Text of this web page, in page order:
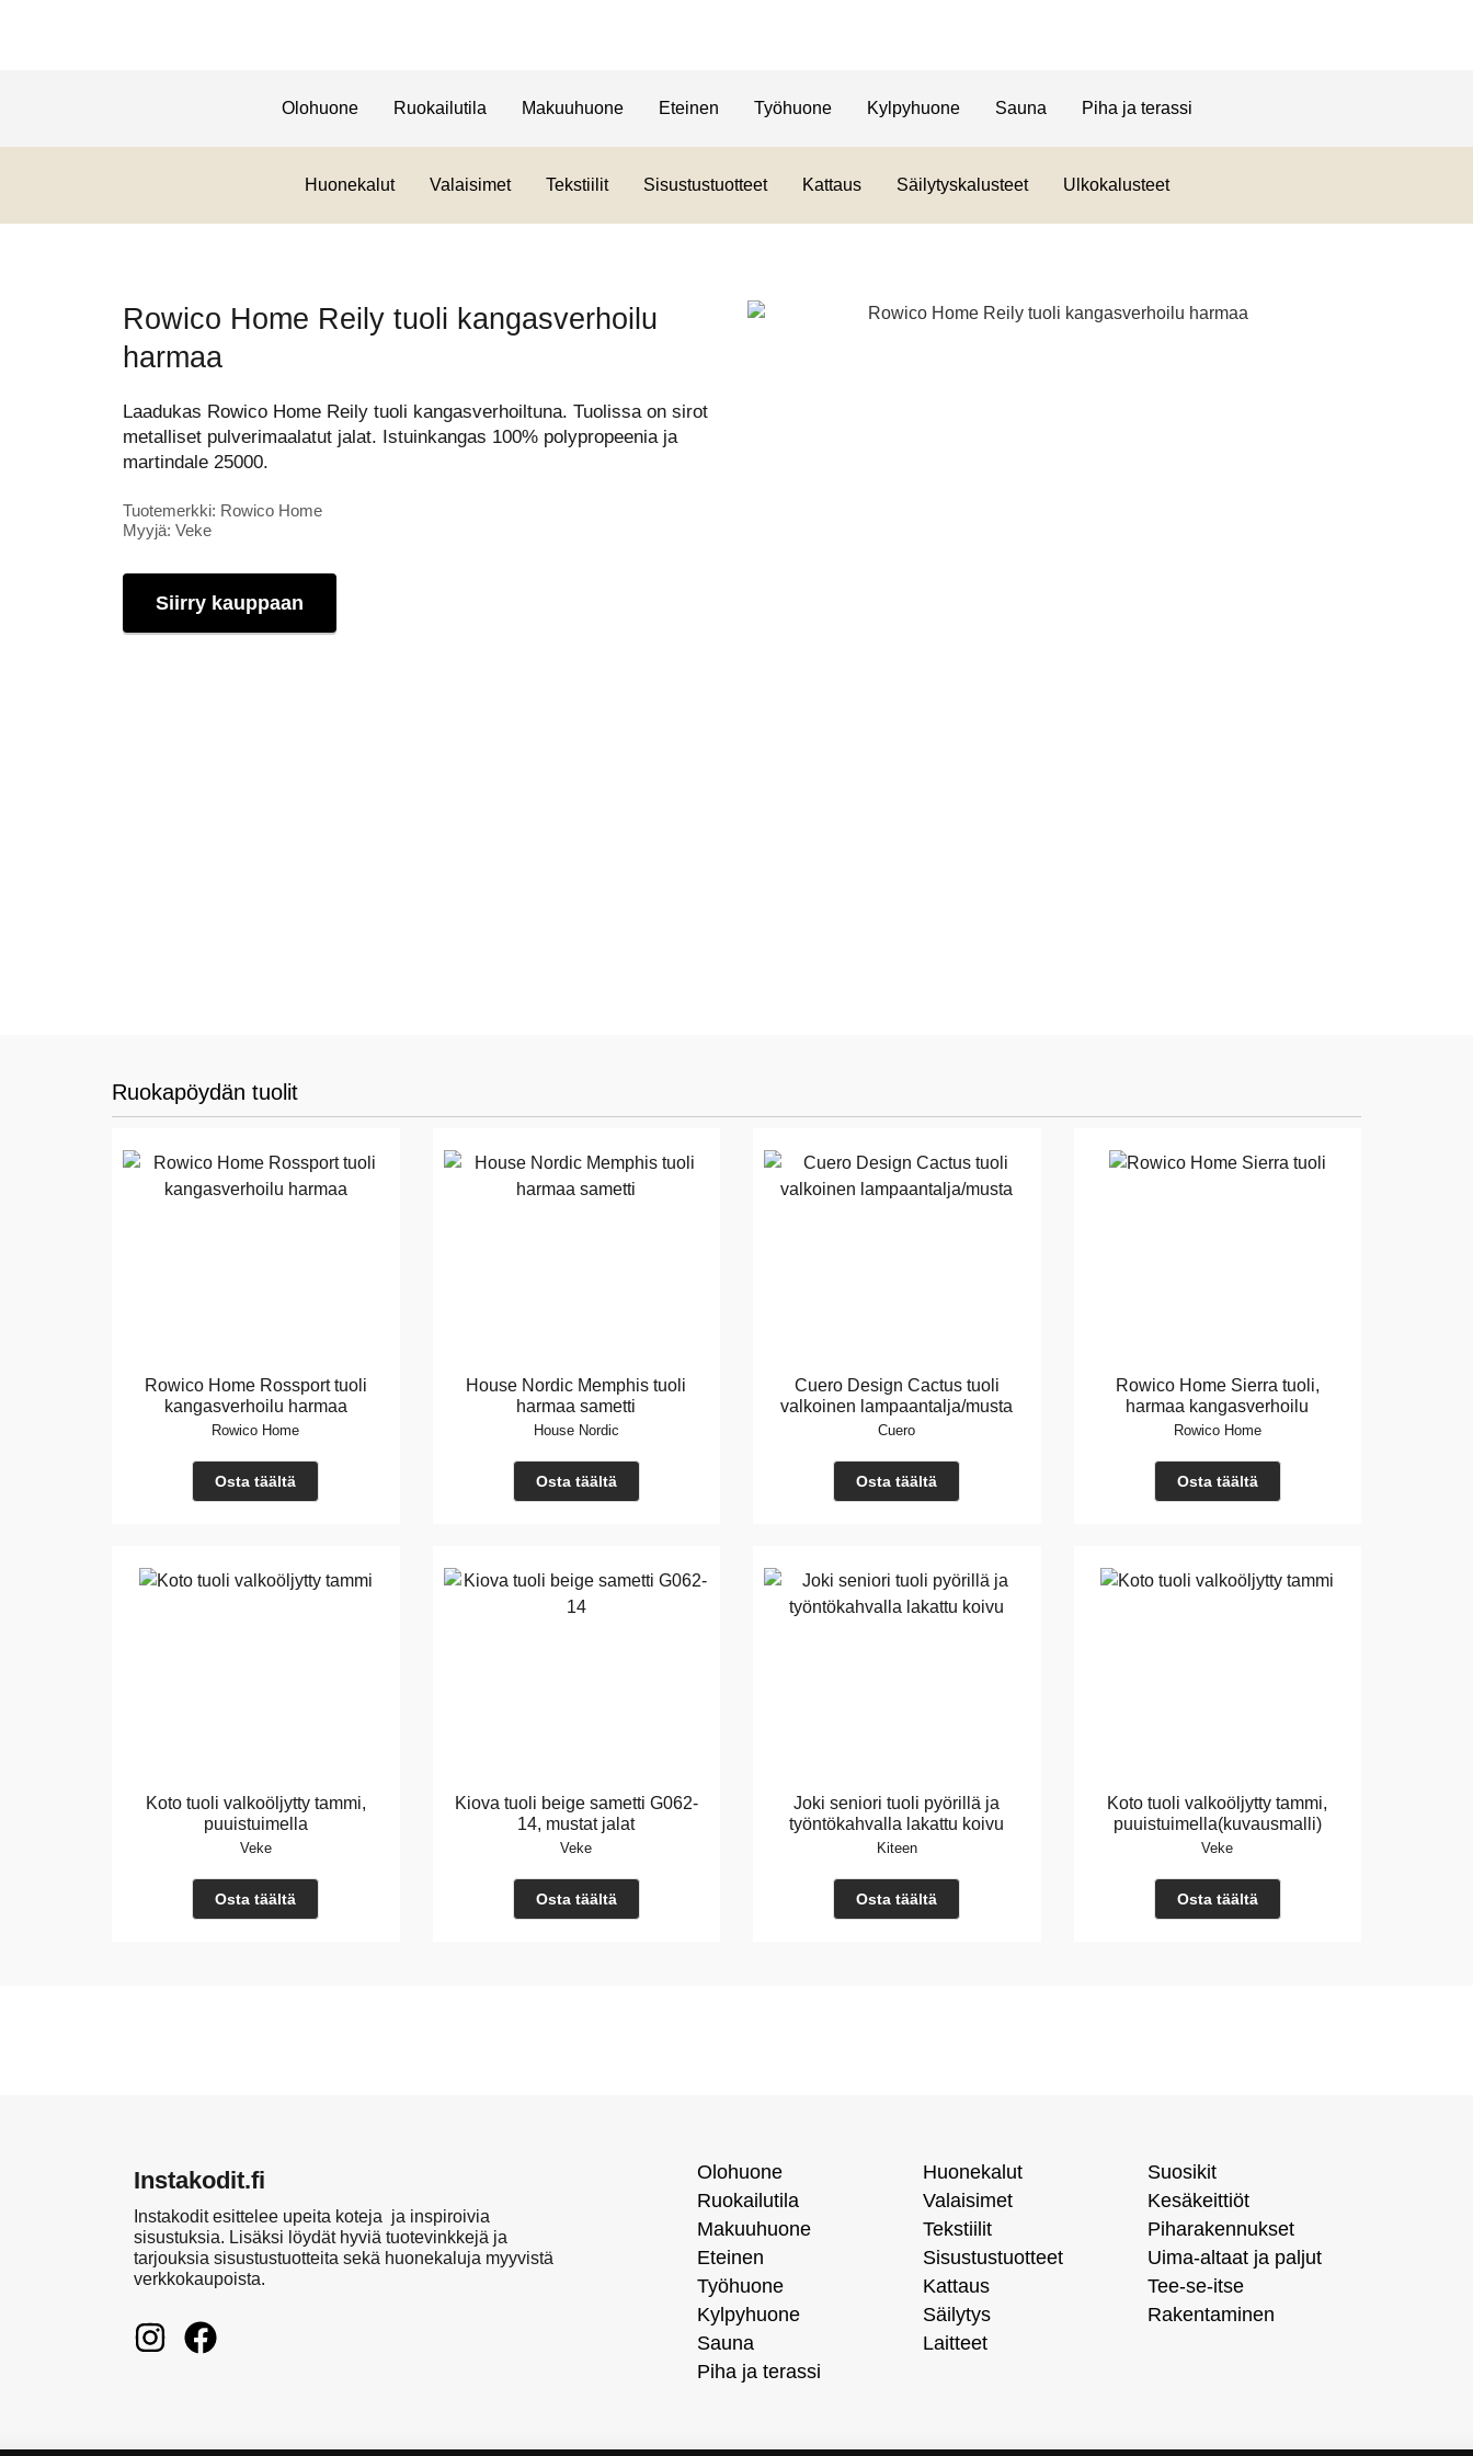
Olohuone Ruokailutila Makuuhuone Eteinen Työhuone Kylpyhuone Sauna Piha ja terassi
Huonekalut Valaisimet Tekstiilit Sisustustuotteet Kattaus Säilytyskalusteet Ulkokalusteet
Rowico Home Reily tuoli kangasverhoilu
harmaa
Laadukas Rowico Home Reily tuoli kangasverhoiltuna. Tuolissa on sirot
metalliset pulverimaalatut jalat. Istuinkangas 100% polypropeenia ja
martindale 25000.
Tuotemerkki: Rowico Home
Myyjä: Veke
Siirry kauppaan
Ruokapöydän tuolit
Rowico Home Rossport tuoli
kangasverhoilu harmaa
Rowico Home
Osta täältä
House Nordic Memphis tuoli
harmaa sametti
House Nordic
Osta täältä
Cuero Design Cactus tuoli
valkoinen lampaantalja/musta
Cuero
Osta täältä
Rowico Home Sierra tuoli,
harmaa kangasverhoilu
Rowico Home
Osta täältä
Koto tuoli valkoöljytty tammi,
puuistuimella
Veke
Osta täältä
Kiova tuoli beige sametti G062-
14, mustat jalat
Veke
Osta täältä
Joki seniori tuoli pyörillä ja
työntökahvalla lakattu koivu
Kiteen
Osta täältä
Koto tuoli valkoöljytty tammi,
puuistuimella(kuvausmalli)
Veke
Osta täältä
Instakodit.fi
Instakodit esittelee upeita koteja ja inspiroivia
sisustuksia. Lisäksi löydät hyviä tuotevinkkejä ja
tarjouksia sisustustuotteita sekä huonekaluja myyvistä
verkkokaupoista.
Olohuone
Ruokailutila
Makuuhuone
Eteinen
Työhuone
Kylpyhuone
Sauna
Piha ja terassi
Huonekalut
Valaisimet
Tekstiilit
Sisustustuotteet
Kattaus
Säilytys
Laitteet
Suosikit
Kesäkeittiöt
Piharakennukset
Uima-altaat ja paljut
Tee-se-itse
Rakentaminen